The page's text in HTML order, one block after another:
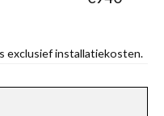
exclusief installatiekosten.